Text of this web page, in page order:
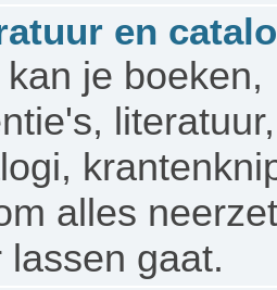
en
kan je boeken,
literatuur,
alles
lassen gaat.